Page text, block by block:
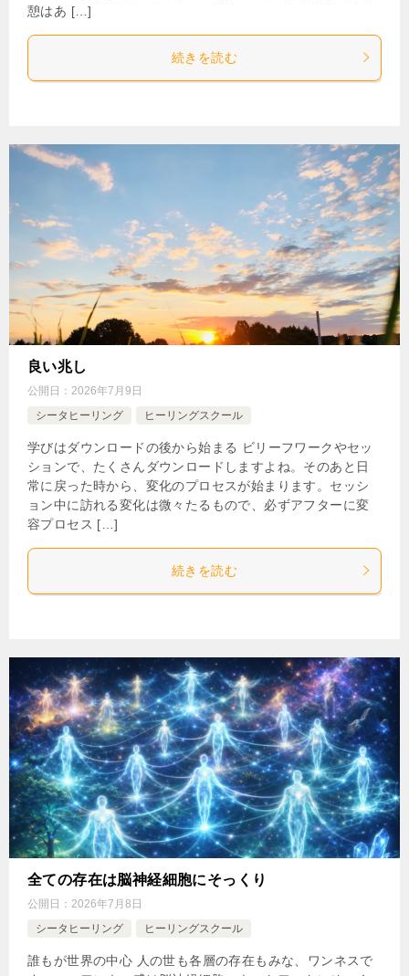
憩はあ […]
続きを読む
良い兆し
公開日： 2026年7月9日
シータヒーリング
ヒーリングスクール
学びはダウンロードの後から始まる ビリーフワークやセッ
ションで、たくさんダウンロードしますよね。そのあと日
常に戻った時から、変化のプロセスが始まります。セッシ
ョン中に訪れる変化は微々たるもので、必ずアフターに変
容プロセス […]
続きを読む
全ての存在は脳神経細胞にそっくり
公開日： 2026年7月8日
シータヒーリング
ヒーリングスクール
誰もが世界の中心 人の世も各層の存在もみな、ワンネスで